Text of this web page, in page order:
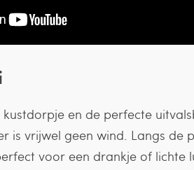
kustdorpje en de perfecte
is vrijwel geen wind. Langs de
voor een drankje of lichte